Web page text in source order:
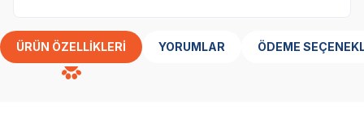
ÜRÜN ÖZELLIKLERI YORUMLAR ÖDEME